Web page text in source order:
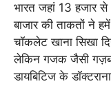
भारत जहां 13 हजार
बाजार की ताकतों ने
चॉकलेट खाना सिखा
लेकिन गजक जैसी गज़ब
डायबिटिज के